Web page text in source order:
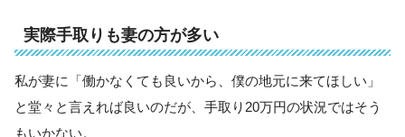
実際手取りも妻の方が多い
私が妻に「働かなくても良いから、僕の地元に来てほしい」
と堂々と言えれば良いのだが、手取り20万円の状況ではそう
もいかない。